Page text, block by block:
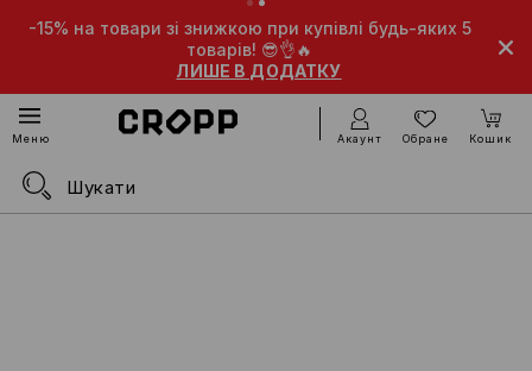
-10% на
товари зі знижкою при купівлі будь-яких 5
товарів! 😎👌🔥
ЛИШЕ В ДОДАТКУ
Меню Акаунт Обране Кошик